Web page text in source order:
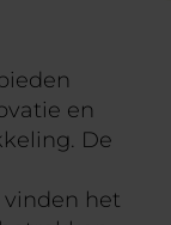
en
De
het